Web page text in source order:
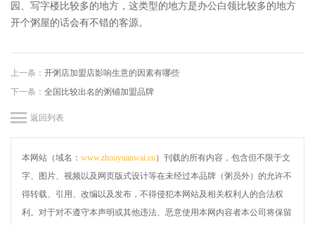
园、写字楼比较多的地方，这类型的地方是办公白领比较多的地方
开个粥屋的话会有不错的客源。
上一条： 开粥店加盟店影响生意的因素有哪些
下一条： 全国比较出名的粥铺加盟品牌
返回列表
本网站（域名： www.zhouyuanwai.cn）刊载的所有内容，包含但不限于文
字、图片、视频以及网页版式设计等在未经过本品牌（粥员外）的允许不
得转载、引用、改编以及发布，不得侵犯本网站及相关权利人的合法权
利。对于对不遵守本声明或其他违法、恶意使用本网内容者本公司将保留